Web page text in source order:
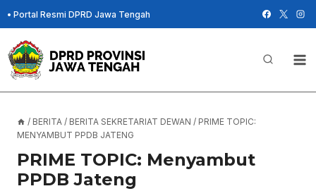
Skip
to
content
• Portal Resmi DPRD Jawa Tengah
/ BERITA / BERITA SEKRETARIAT DEWAN / PRIME TOPIC:
MENYAMBUT PPDB JATENG
PRIME TOPIC: Menyambut
PPDB Jateng